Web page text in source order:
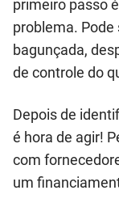
primeiro passo
problema.
bagunçada,
de controle do
Depois de
é hora de agir!
com
um